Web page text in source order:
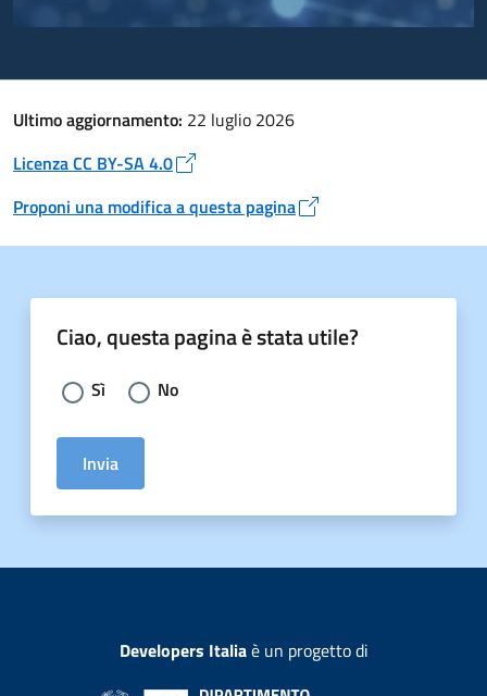
Ultimo aggiornamento: 22 luglio 2026
Licenza CC BY-SA 4.0
Apre in un nuovo tab
Proponi una modifica a questa pagina
Apre in un nuovo tab
Ciao, questa pagina è stata utile?
Scegli la risposta:
Sì No
Invia
Developers Italiaè un progetto di